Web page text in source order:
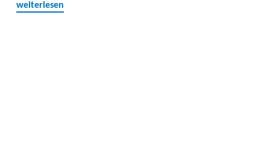
weiterlesen